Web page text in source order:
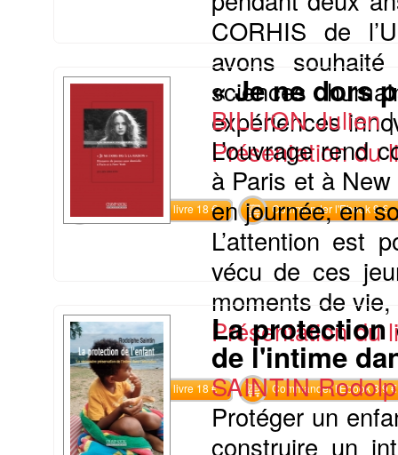
CORHIS de
avons
sciences
expériences
Présentation du
Commander le livre 18 € Commander l'Ebook 9 €
« Je ne dors
BILLION Julien
L’ouvrage rend
à Paris et à
en journée, en
L’attention est
vécu de ces
moments de
Présentation du
Commander le livre 18 € Commander l'Ebook 8.9 €
La protection
de l'intime
SAINTIN
Protéger un
construire un